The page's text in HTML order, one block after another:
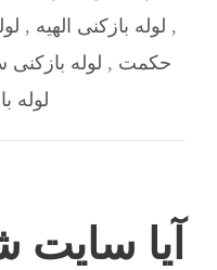
, لوله بازکنی الهیه ,
حکمت , لوله
لوله
آیا سایت